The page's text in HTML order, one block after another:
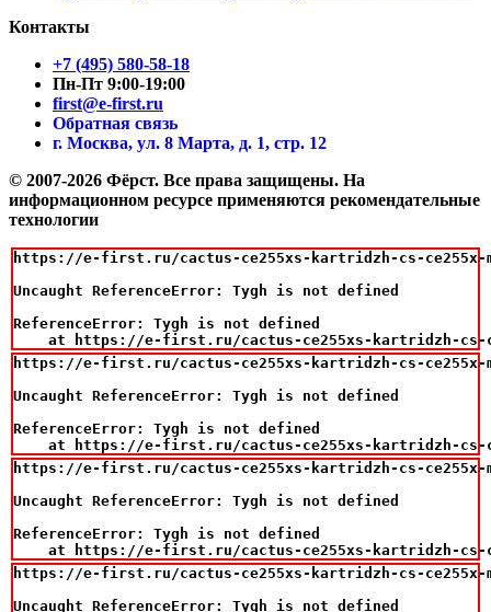
Контакты
+7 (495) 580-58-18
Пн-Пт 9:00-19:00
first@e-first.ru
Обратная связь
г. Москва, ул. 8 Марта, д. 1, стр. 12
© 2007-2026 Фёрст. Все права защищены. На
информационном ресурсе применяются рекомендательные
технологии
https://e-first.ru/cactus-ce255xs-kartridzh-cs-ce255x-
Uncaught ReferenceError: Tygh is not defined
ReferenceError: Tygh is not defined
at https://e-first.ru/cactus-ce255xs-kartridzh-
https://e-first.ru/cactus-ce255xs-kartridzh-cs-ce255x-
Uncaught ReferenceError: Tygh is not defined
ReferenceError: Tygh is not defined
at https://e-first.ru/cactus-ce255xs-kartridzh-
https://e-first.ru/cactus-ce255xs-kartridzh-cs-ce255x-
Uncaught ReferenceError: Tygh is not defined
ReferenceError: Tygh is not defined
at https://e-first.ru/cactus-ce255xs-kartridzh-
https://e-first.ru/cactus-ce255xs-kartridzh-cs-ce255x-
Uncaught ReferenceError: Tygh is not defined